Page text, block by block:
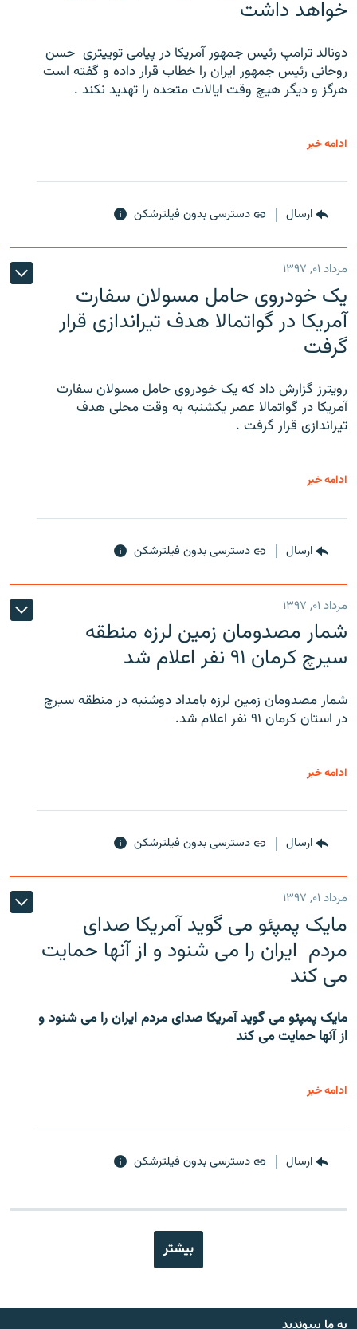
خواهد داشت
دونالد ترامپ رئیس جمهور آمریکا در پیامی توییتری ‌ حسن
روحانی رئیس جمهور ایران را خطاب قرار داده و گفته است
هرگز و دیگر هیچ وقت ایالات متحده را تهدید نکند .
ادامه خبر
ارسال دسترسی بدون فیلترشکن
مرداد ۰۱, ۱۳۹۷
یک خودروی حامل مسولان سفارت
آمریکا در گواتمالا هدف تیراندازی قرار
گرفت
رویترز گزارش داد که یک خودروی حامل مسولان سفارت
آمریکا در گواتمالا عصر یکشنبه به وقت محلی هدف
تیراندازی قرار گرفت .
ادامه خبر
ارسال دسترسی بدون فیلترشکن
مرداد ۰۱, ۱۳۹۷
شمار مصدومان زمین لرزه منطقه
سیرچ کرمان ۹۱ نفر اعلام شد
شمار مصدومان زمین لرزه بامداد دوشنبه در منطقه سیرچ
در استان کرمان ۹۱ نفر اعلام شد.
ادامه خبر
ارسال دسترسی بدون فیلترشکن
مرداد ۰۱, ۱۳۹۷
مایک پمپئو می گوید آمریکا صدای
مردم ایران را می شنود و از آنها حمایت
می کند
مایک پمپئو می گوید آمریکا صدای مردم ایران را می شنود و
از آنها حمایت می کند
ادامه خبر
ارسال دسترسی بدون فیلترشکن
بیشتر